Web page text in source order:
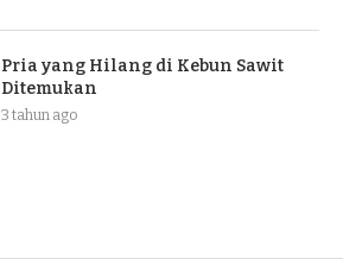
Pria yang Hilang di Kebun Sawit
Ditemukan
3 tahun ago